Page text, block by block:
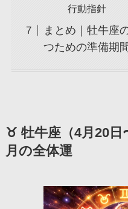
行動指針
まとめ｜牡牛座
つための準備期間
♉ 牡牛座（4月20
月の全体運